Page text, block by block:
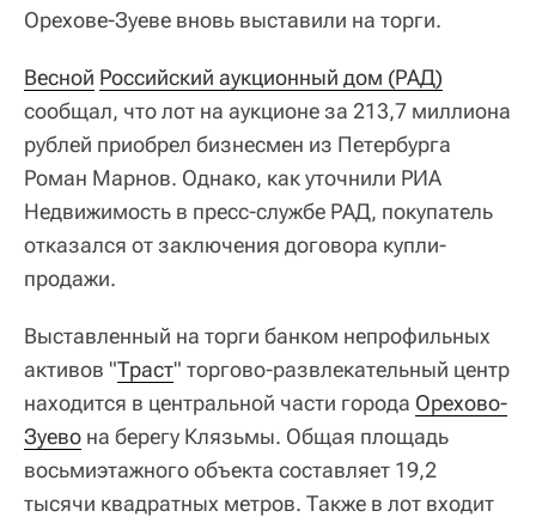
Орехове-Зуеве вновь выставили на торги.
Весной Российский аукционный дом (РАД)
сообщал, что лот на аукционе за 213,7 миллиона
рублей приобрел бизнесмен из Петербурга
Роман Марнов. Однако, как уточнили РИА
Недвижимость в пресс-службе РАД, покупатель
отказался от заключения договора купли-
продажи.
Выставленный на торги банком непрофильных
активов "Траст" торгово-развлекательный центр
находится в центральной части города Орехово-
Зуево на берегу Клязьмы. Общая площадь
восьмиэтажного объекта составляет 19,2
тысячи квадратных метров. Также в лот входит